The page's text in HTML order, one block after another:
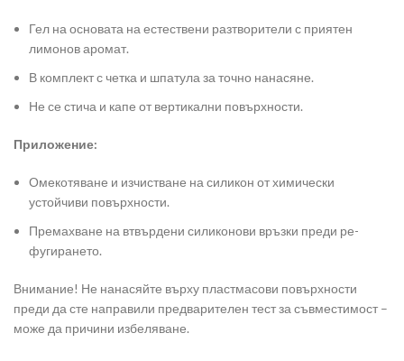
Гел на основата на естествени разтворители с приятен
лимонов аромат.
В комплект с четка и шпатула за точно нанасяне.
Не се стича и капе от вертикални повърхности.
Приложение:
Омекотяване и изчистване на силикон от химически
устойчиви повърхности.
Премахване на втвърдени силиконови връзки преди ре-
фугирането.
Внимание! Не нанасяйте върху пластмасови повърхности
преди да сте направили предварителен тест за съвместимост –
може да причини избеляване.